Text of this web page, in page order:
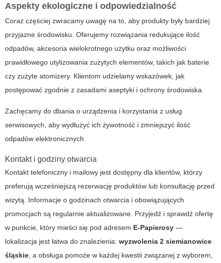
Aspekty ekologiczne i odpowiedzialność
Coraz częściej zwracamy uwagę na to, aby produkty były bardziej
przyjazne środowisku. Oferujemy rozwiązania redukujące ilość
odpadów, akcesoria wielokrotnego użytku oraz możliwości
prawidłowego utylizowania zużytych elementów, takich jak baterie
czy zużyte atomizery. Klientom udzielamy wskazówek, jak
postępować zgodnie z zasadami aseptyki i ochrony środowiska.
Zachęcamy do dbania o urządzenia i korzystania z usług
serwisowych, aby wydłużyć ich żywotność i zmniejszyć ilość
odpadów elektronicznych.
Kontakt i godziny otwarcia
Kontakt telefoniczny i mailowy jest dostępny dla klientów, którzy
preferują wcześniejszą rezerwację produktów lub konsultację przed
wizytą. Informacje o godzinach otwarcia i obowiązujących
promocjach są regularnie aktualizowane. Przyjedź i sprawdź ofertę
w punkcie, który mieści się pod adresem E-Papierosy —
lokalizacja jest łatwa do znalezienia: wyzwolenia 2 siemianowice
śląskie , a obsługa pomoże w każdej kwestii związanej z wyborem,